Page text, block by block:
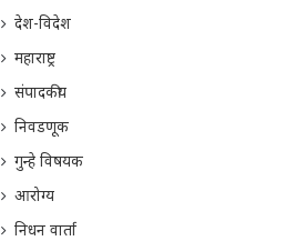
देश-विदेश
महाराष्ट्र
संपादकीय
निवडणूक
गुन्हे विषयक
आरोग्य
निधन वार्ता